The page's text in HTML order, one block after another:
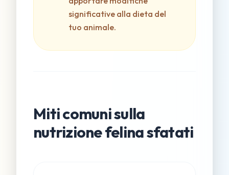
significative alla dieta del
tuo animale.
Miti comuni sulla
nutrizione felina sfatati